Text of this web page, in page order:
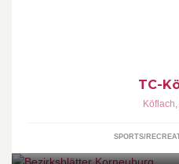
TC-
Köflach,
SPORTS/